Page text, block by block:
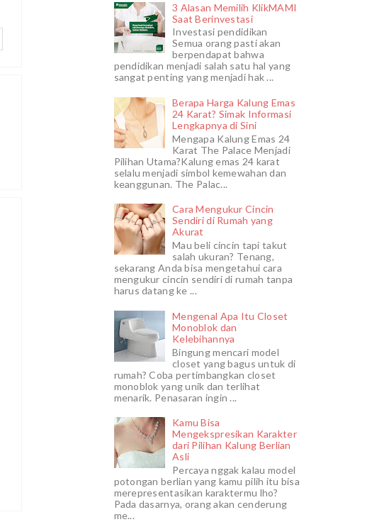
3 Alasan Memilih KlikMAMI
Saat Berinvestasi
Investasi pendidikan
Semua orang pasti akan
berpendapat bahwa
pendidikan menjadi salah satu hal yang
sangat penting yang menjadi hak ...
Berapa Harga Kalung Emas
24 Karat? Simak Informasi
Lengkapnya di Sini
Mengapa Kalung Emas 24
Karat The Palace Menjadi
Pilihan Utama?Kalung emas 24 karat
selalu menjadi simbol kemewahan dan
keanggunan. The Palac...
Cara Mengukur Cincin
Sendiri di Rumah yang
Akurat
Mau beli cincin tapi takut
salah ukuran? Tenang,
sekarang Anda bisa mengetahui cara
mengukur cincin sendiri di rumah tanpa
harus datang ke ...
Mengenal Apa Itu Closet
Monoblok dan
Kelebihannya
Bingung mencari model
closet yang bagus untuk di
rumah? Coba pertimbangkan closet
monoblok yang unik dan terlihat
menarik. Penasaran ingin ...
Kamu Bisa
Mengekspresikan Karakter
dari Pilihan Kalung Berlian
Asli
Percaya nggak kalau model
potongan berlian yang kamu pilih itu bisa
merepresentasikan karaktermu lho?
Pada dasarnya, orang akan cenderung
me...